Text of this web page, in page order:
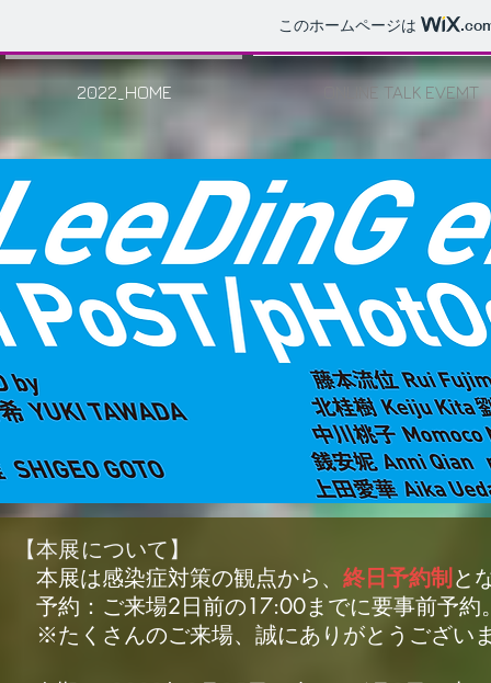
このホームページは
2022_HOME ONLINE TALK EVEMT
【本展について】
本展は感染症対策の観点から、 終日予約制と
予約：ご来場2日前の17:00までに要事前予約
※たくさんのご来場、誠にありがとうござい